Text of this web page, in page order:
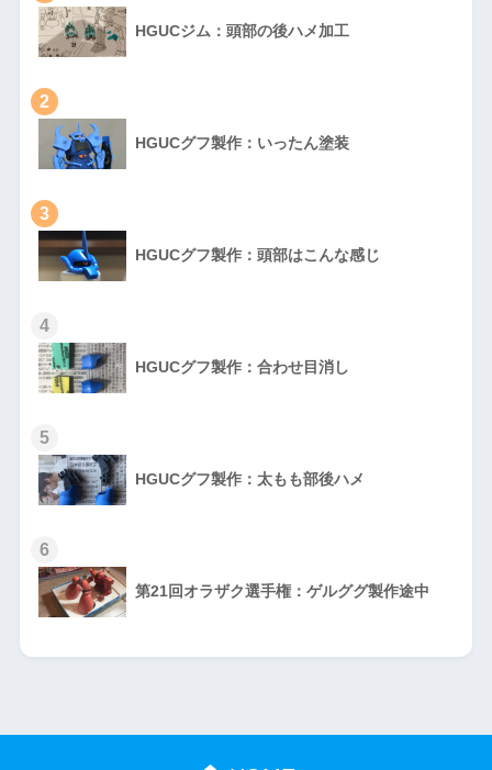
HGUCジム：頭部の後ハメ加工
2
HGUCグフ製作：いったん塗装
3
HGUCグフ製作：頭部はこんな感じ
4
HGUCグフ製作：合わせ目消し
5
HGUCグフ製作：太もも部後ハメ
6
第21回オラザク選手権：ゲルググ製作途中